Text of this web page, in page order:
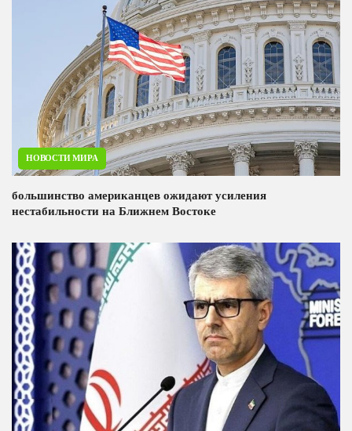
НОВОСТИ МИРА
большинство американцев ожидают усиления
нестабильности на Ближнем Востоке